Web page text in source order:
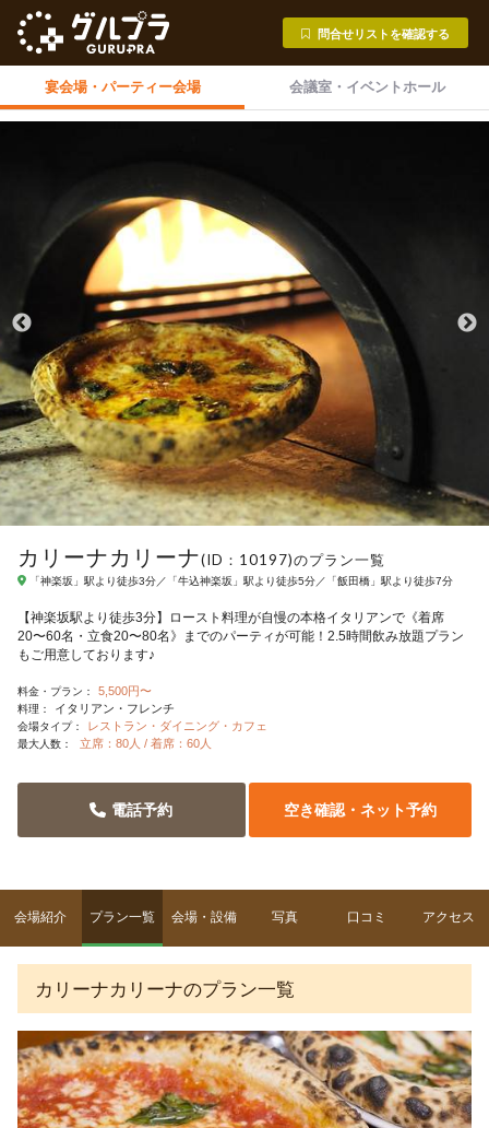
問合せリストを確認する
宴会場・ パーティー会場 会議室・ イベントホール
カリーナカリーナ(ID：10197)のプラン一覧
「神楽坂」駅より徒歩3分／「牛込神楽坂」駅より徒歩5分／「飯田橋」駅より徒歩7分
【神楽坂駅より徒歩3分】ロースト料理が自慢の本格イタリアンで《着席
20〜60名・立食20〜80名》までのパーティが可能！2.5時間飲み放題プラン
もご用意しております♪
料金・プラン： 5,500円〜
料理： イタリアン・フレンチ
会場タイプ： レストラン・ダイニング・カフェ
最大人数： 立席：80人 / 着席：60人
空き確認・ネット予約
電話予約
会場紹介 プラン一覧 会場・設備 写真 口コミ アクセス
カリーナカリーナのプラン一覧